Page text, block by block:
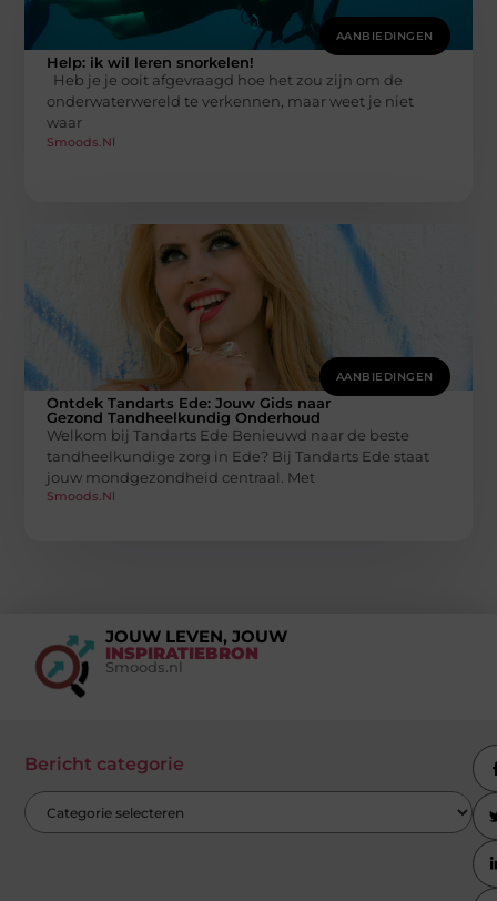
AANBIEDINGEN
Help: ik wil leren snorkelen!
Heb je je ooit afgevraagd hoe het zou zijn om de
onderwaterwereld te verkennen, maar weet je niet
waar
Smoods.nl
AANBIEDINGEN
Ontdek Tandarts Ede: Jouw Gids naar
Gezond Tandheelkundig Onderhoud
Welkom bij Tandarts Ede Benieuwd naar de beste
tandheelkundige zorg in Ede? Bij Tandarts Ede staat
jouw mondgezondheid centraal. Met
Smoods.nl
JOUW LEVEN, JOUW
INSPIRATIEBRON
Smoods.nl
Bericht categorie